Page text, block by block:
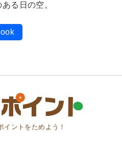
る日の空。
イントをためよう！